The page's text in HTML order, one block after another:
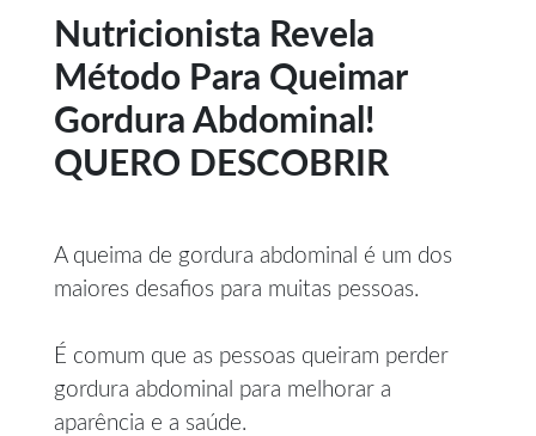
Nutricionista Revela
Método Para Queimar
Gordura Abdominal!
QUERO DESCOBRIR
A queima de gordura abdominal é um dos
maiores desafios para muitas pessoas.
É comum que as pessoas queiram perder
gordura abdominal para melhorar a
aparência e a saúde.